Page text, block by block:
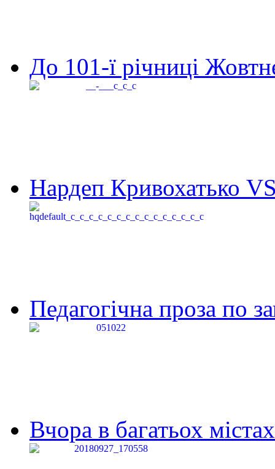
До 101-ї річниці
Нардеп Кривохатько
Педагогічна проза по
Вчора в багатьох